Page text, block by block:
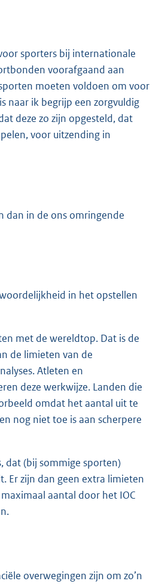
sporters bij internationale
voorafgaand aan
moeten voldoen om voor
naar ik begrijp een zorgvuldig
deze zo zijn opgesteld, dat
voor uitzending in
dan in de ons omringende
in het opstellen
met de wereldtop. Dat is de
de limieten van de
Atleten en
deze werkwijze. Landen die
omdat het aantal uit te
nog niet toe is aan scherpere
dat (bij sommige sporten)
Er zijn dan geen extra limieten
aantal door het IOC
overwegingen zijn om zo’n